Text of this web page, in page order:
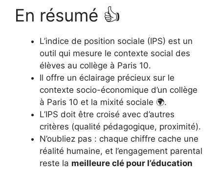
En résumé 👍
L’indice de position sociale (IPS) est un
outil qui mesure le contexte social des
élèves au collège à Paris 10.
Il offre un éclairage précieux sur le
contexte socio-économique d’un collège
à Paris 10 et la mixité sociale 🌍.
L’IPS doit être croisé avec d’autres
critères (qualité pédagogique, proximité).
N’oubliez pas : chaque chiffre cache une
réalité humaine, et l’engagement parental
reste la meilleure clé pour l’éducation